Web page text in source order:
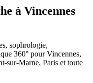
à Vincennes
sophrologie,
360° pour Vincennes,
sur-Marne, Paris et toute